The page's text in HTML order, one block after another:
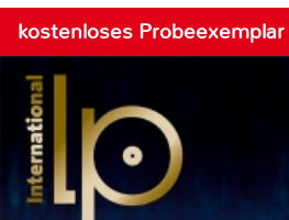
kostenloses Probeexemplar